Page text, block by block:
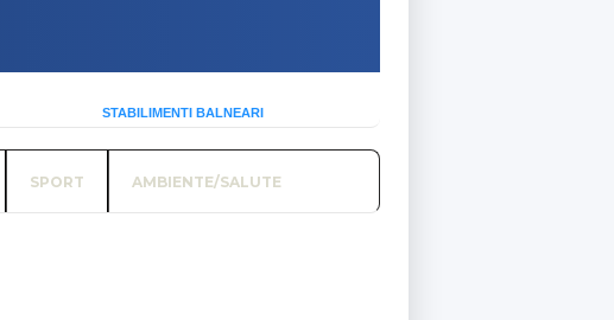
STABILIMENTI BALNEARI
SPORT AMBIENTE/SALUTE